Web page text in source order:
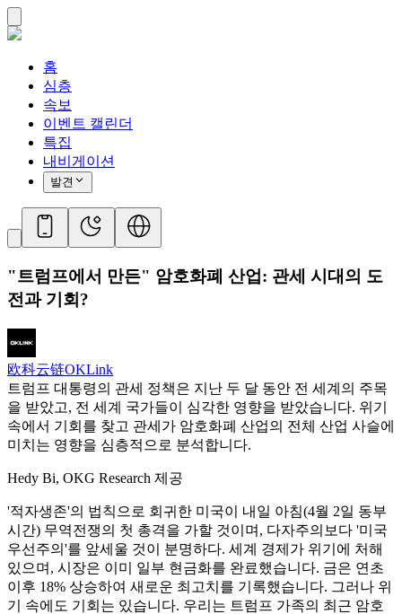
홈
심층
속보
이벤트 캘린더
특집
내비게이션
발견
"트럼프에서 만든" 암호화폐 산업: 관세 시대의 도
전과 기회?
欧科云链OKLink
트럼프 대통령의 관세 정책은 지난 두 달 동안 전 세계의 주목
을 받았고, 전 세계 국가들이 심각한 영향을 받았습니다. 위기
속에서 기회를 찾고 관세가 암호화폐 산업의 전체 산업 사슬에
미치는 영향을 심층적으로 분석합니다.
Hedy Bi, OKG Research 제공
'적자생존'의 법칙으로 회귀한 미국이 내일 아침(4월 2일 동부
시간) 무역전쟁의 첫 총격을 가할 것이며, 다자주의보다 '미국
우선주의'를 앞세울 것이 분명하다. 세계 경제가 위기에 처해
있으며, 시장은 이미 일부 현금화를 완료했습니다. 금은 연초
이후 18% 상승하여 새로운 최고치를 기록했습니다. 그러나 위
기 속에도 기회는 있습니다. 우리는 트럼프 가족의 최근 암호